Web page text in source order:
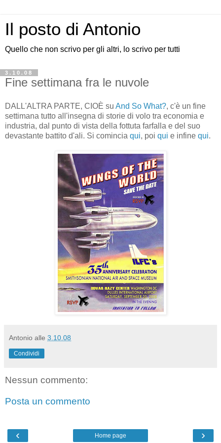
Il posto di Antonio
Quello che non scrivo per gli altri, lo scrivo per tutti
3.10.08
Fine settimana fra le nuvole
DALL'ALTRA PARTE, CIOÈ su And So What?, c'è un fine
settimana tutto all'insegna di storie di volo tra economia e
industria, dal punto di vista della fottuta farfalla e del suo
devastante battito d'ali. Si comincia qui, poi qui e infine qui.
Antonio alle 3.10.08
Condividi
Nessun commento:
Posta un commento
‹ ›
Home page